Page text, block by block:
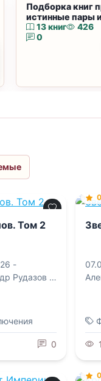
Подборка книг
истинные пары
13 книг
426
0
Том 2
-
Рудазов ,
0 1